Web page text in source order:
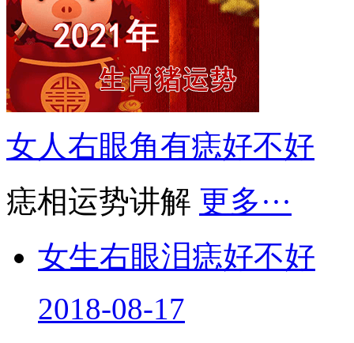
女人右眼角有痣好不好
痣相运势讲解 更多···
女生右眼泪痣好不好
2018-08-17